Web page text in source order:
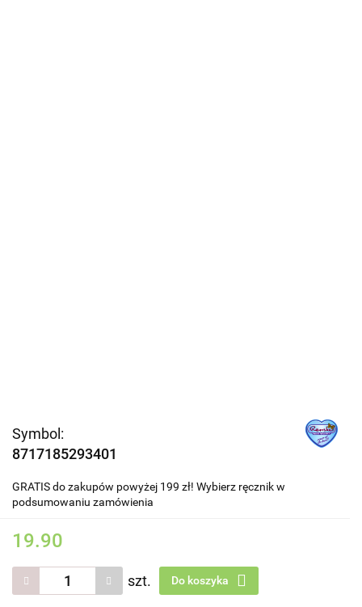
Symbol:
8717185293401
GRATIS do zakupów powyżej 199 zł! Wybierz ręcznik w
podsumowaniu zamówienia
19.90
szt. Do koszyka